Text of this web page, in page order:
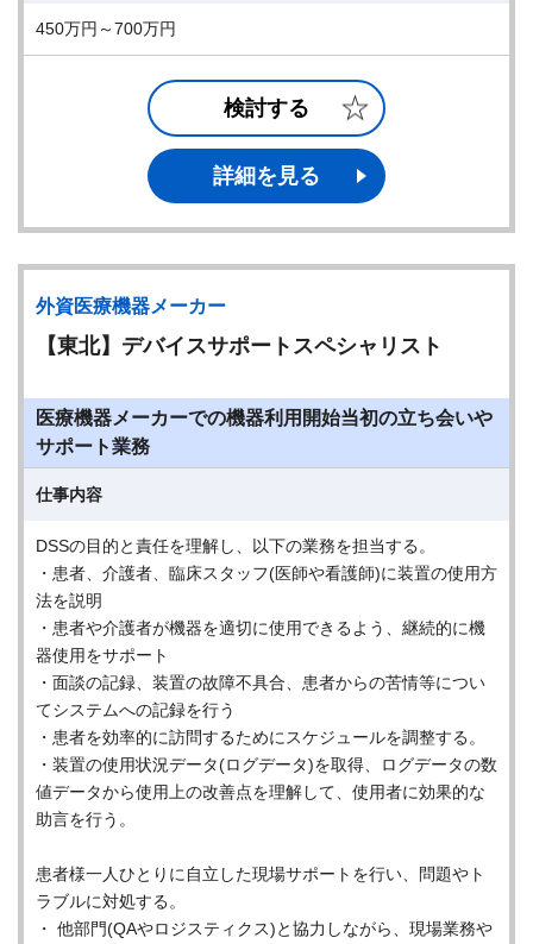
450万円～700万円
検討する
詳細を見る
外資医療機器メーカー
【東北】デバイスサポートスペシャリスト
医療機器メーカーでの機器利用開始当初の立ち会いや
サポート業務
仕事内容
DSSの目的と責任を理解し、以下の業務を担当する。
・患者、介護者、臨床スタッフ(医師や看護師)に装置の使用方
法を説明
・患者や介護者が機器を適切に使用できるよう、継続的に機
器使用をサポート
・面談の記録、装置の故障不具合、患者からの苦情等につい
てシステムへの記録を行う
・患者を効率的に訪問するためにスケジュールを調整する。
・装置の使用状況データ(ログデータ)を取得、ログデータの数
値データから使用上の改善点を理解して、使用者に効果的な
助言を行う。
患者様一人ひとりに自立した現場サポートを行い、問題やト
ラブルに対処する。
・ 他部門(QAやロジスティクス)と協力しながら、現場業務や